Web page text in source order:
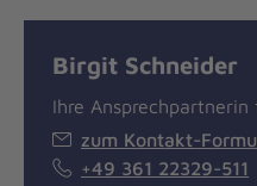
Birgit Schneider
Ihre
zum Kontakt-
+49 361 22329-511